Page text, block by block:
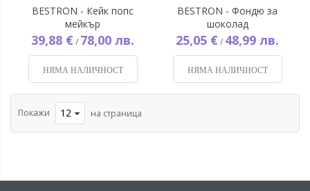
BESTRON - Кейк попс
мейкър
39,88 € / 78,00 лв.
НЯМА НАЛИЧНОСТ
BESTRON - Фондю за
шоколад
25,05 € / 48,99 лв.
НЯМА НАЛИЧНОСТ
Покажи на страница